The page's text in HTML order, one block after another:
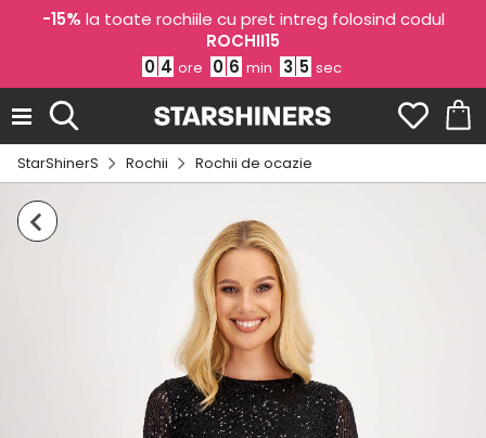
-15% la toate rochiile cu pret intreg folosind codul
ROCHII15
0 4 ore 0 6 min 3 5 sec
StarShinerS Rochii Rochii de ocazie